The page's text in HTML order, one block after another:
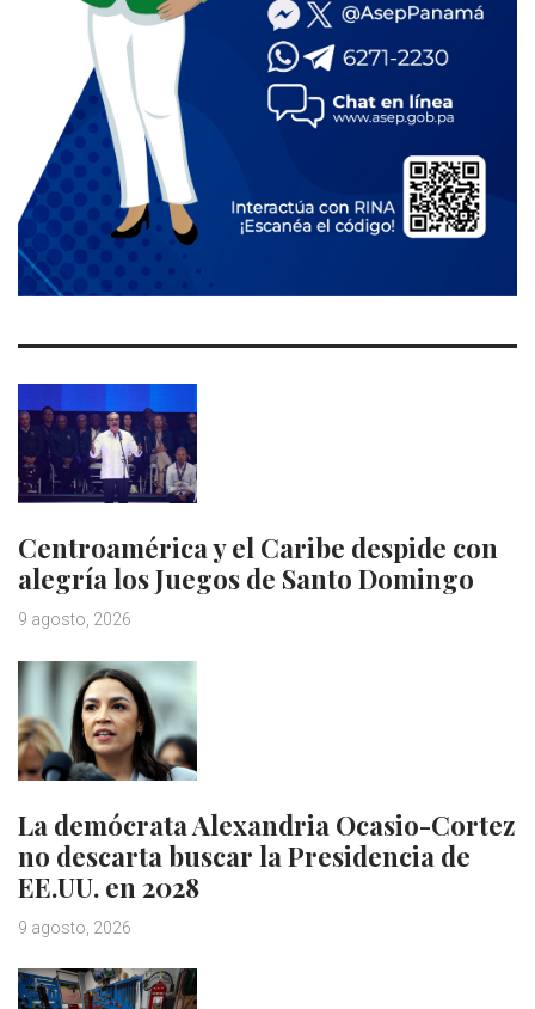
Centroamérica y el Caribe despide con
alegría los Juegos de Santo Domingo
9 agosto, 2026
La demócrata Alexandria Ocasio-Cortez
no descarta buscar la Presidencia de
EE.UU. en 2028
9 agosto, 2026